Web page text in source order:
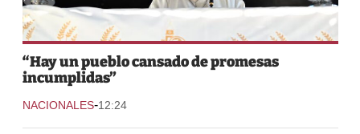
“Hay un pueblo cansado de promesas
incumplidas”
NACIONALES-12:24